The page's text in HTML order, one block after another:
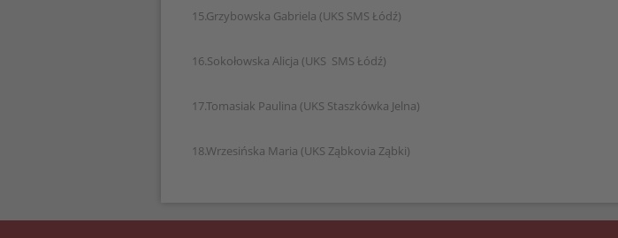
15.Grzybowska Gabriela (UKS SMS Łódź)
16.Sokołowska Alicja (UKS SMS Łódź)
17.Tomasiak Paulina (UKS Staszkówka Jelna)
18.Wrzesińska Maria (UKS Ząbkovia Ząbki)